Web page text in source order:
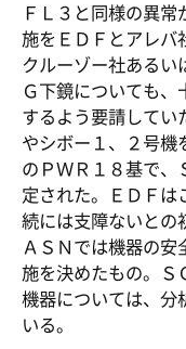
ＦＬ３と同様の異
施をＥＤＦとアレバ
クルーゾー社あるい
Ｇ下鏡についても
するよう要請してい
やシボー１、２号機
のＰＷＲ１８基で、
定された。ＥＤＦは
続には支障ないとの
ＡＳＮでは機器の安
施を決めたもの。Ｓ
機器については、分
いる。